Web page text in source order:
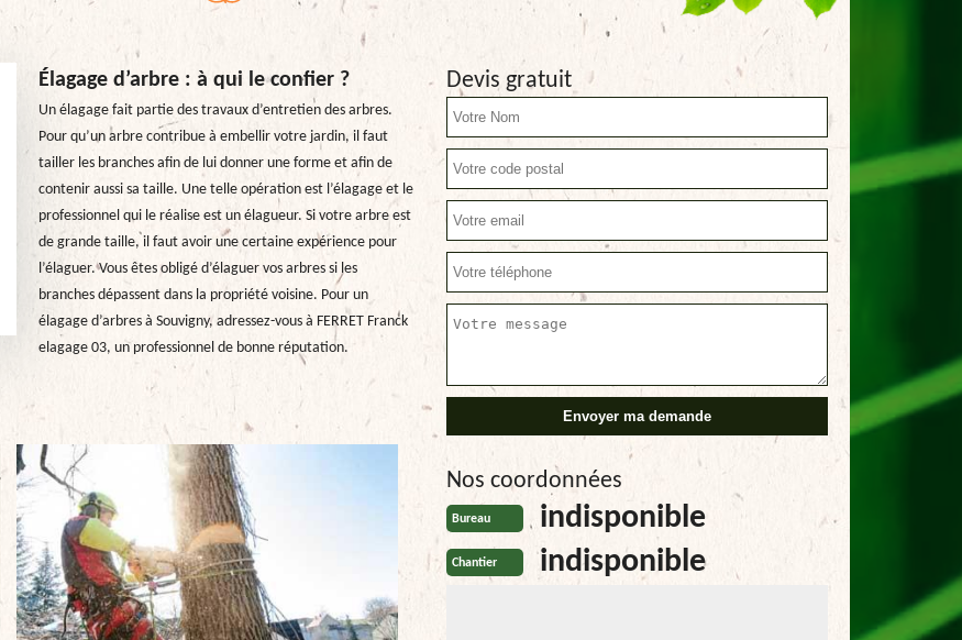
Élagage d’arbre : à qui le confier ?
Un élagage fait partie des travaux d’entretien des arbres.
Pour qu’un arbre contribue à embellir votre jardin, il faut
tailler les branches afin de lui donner une forme et afin de
contenir aussi sa taille. Une telle opération est l’élagage et le
professionnel qui le réalise est un élagueur. Si votre arbre est
de grande taille, il faut avoir une certaine expérience pour
l’élaguer. Vous êtes obligé d’élaguer vos arbres si les
branches dépassent dans la propriété voisine. Pour un
élagage d’arbres à Souvigny, adressez-vous à FERRET Franck
elagage 03, un professionnel de bonne réputation.
Devis gratuit
Nos coordonnées
Bureau indisponible
Chantier indisponible